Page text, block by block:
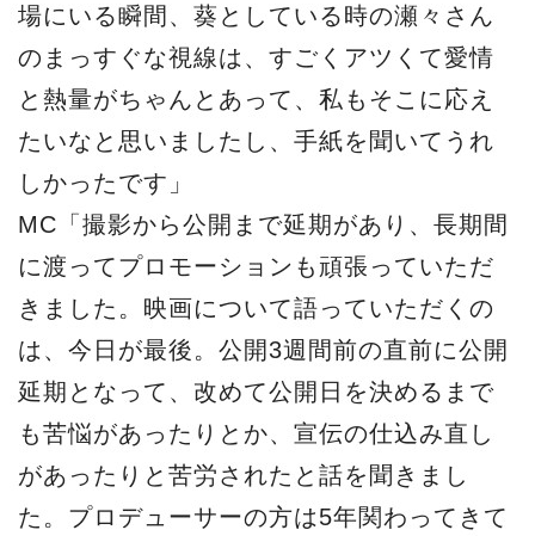
場にいる瞬間、葵としている時の瀬々さん
のまっすぐな視線は、すごくアツくて愛情
と熱量がちゃんとあって、私もそこに応え
たいなと思いましたし、手紙を聞いてうれ
しかったです」
MC「撮影から公開まで延期があり、長期間
に渡ってプロモーションも頑張っていただ
きました。映画について語っていただくの
は、今日が最後。公開3週間前の直前に公開
延期となって、改めて公開日を決めるまで
も苦悩があったりとか、宣伝の仕込み直し
があったりと苦労されたと話を聞きまし
た。プロデューサーの方は5年関わってきて